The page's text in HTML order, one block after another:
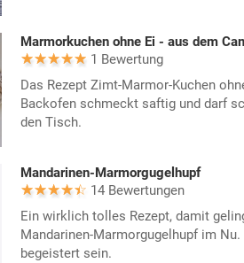
Marmorkuchen ohne Ei - aus dem
1 Bewertung
Das Rezept Zimt-Marmor-Kuchen
Backofen schmeckt saftig und darf
den Tisch.
Mandarinen-Marmorgugelhupf
14 Bewertungen
Ein wirklich tolles Rezept, damit
Mandarinen-Marmorgugelhupf im
begeistert sein.